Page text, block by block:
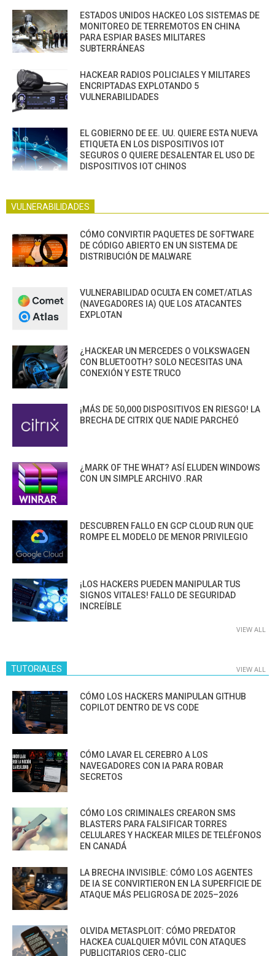
ESTADOS UNIDOS HACKEO LOS SISTEMAS DE
MONITOREO DE TERREMOTOS EN CHINA
PARA ESPIAR BASES MILITARES
SUBTERRÁNEAS
HACKEAR RADIOS POLICIALES Y MILITARES
ENCRIPTADAS EXPLOTANDO 5
VULNERABILIDADES
EL GOBIERNO DE EE. UU. QUIERE ESTA NUEVA
ETIQUETA EN LOS DISPOSITIVOS IOT
SEGUROS O QUIERE DESALENTAR EL USO DE
DISPOSITIVOS IOT CHINOS
VULNERABILIDADES
CÓMO CONVIRTIR PAQUETES DE SOFTWARE
DE CÓDIGO ABIERTO EN UN SISTEMA DE
DISTRIBUCIÓN DE MALWARE
VULNERABILIDAD OCULTA EN COMET/ATLAS
(NAVEGADORES IA) QUE LOS ATACANTES
EXPLOTAN
¿HACKEAR UN MERCEDES O VOLKSWAGEN
CON BLUETOOTH? SOLO NECESITAS UNA
CONEXIÓN Y ESTE TRUCO
¡MÁS DE 50,000 DISPOSITIVOS EN RIESGO! LA
BRECHA DE CITRIX QUE NADIE PARCHEÓ
¿MARK OF THE WHAT? ASÍ ELUDEN WINDOWS
CON UN SIMPLE ARCHIVO .RAR
DESCUBREN FALLO EN GCP CLOUD RUN QUE
ROMPE EL MODELO DE MENOR PRIVILEGIO
¡LOS HACKERS PUEDEN MANIPULAR TUS
SIGNOS VITALES! FALLO DE SEGURIDAD
INCREÍBLE
VIEW ALL
TUTORIALES VIEW ALL
CÓMO LOS HACKERS MANIPULAN GITHUB
COPILOT DENTRO DE VS CODE
CÓMO LAVAR EL CEREBRO A LOS
NAVEGADORES CON IA PARA ROBAR
SECRETOS
CÓMO LOS CRIMINALES CREARON SMS
BLASTERS PARA FALSIFICAR TORRES
CELULARES Y HACKEAR MILES DE TELÉFONOS
EN CANADÁ
LA BRECHA INVISIBLE: CÓMO LOS AGENTES
DE IA SE CONVIRTIERON EN LA SUPERFICIE DE
ATAQUE MÁS PELIGROSA DE 2025–2026
OLVIDA METASPLOIT: CÓMO PREDATOR
HACKEA CUALQUIER MÓVIL CON ATAQUES
PUBLICITARIOS CERO-CLIC